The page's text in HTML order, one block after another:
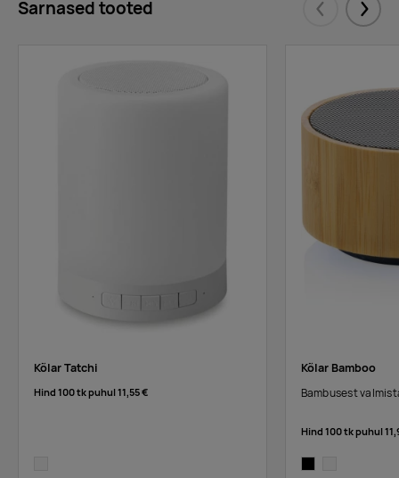
Sarnased tooted Eelmised
Kõlar Tatchi
Hind 100 tk puhul11,55 €
Kõlar Bamboo
Bambusest
Hind 100 tk puhul